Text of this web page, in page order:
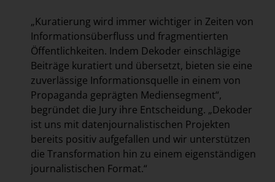
„Kuratierung wird immer wichtiger in Zeiten von
Informationsüberfluss und fragmentierten
Öffentlichkeiten. Indem Dekoder einschlägige
Beiträge kuratiert und übersetzt, bieten sie eine
zuverlässige Informationsquelle in einem von
Propaganda geprägten Mediensegment“,
begründet die Jury ihre Entscheidung. „Dekoder
ist uns mit datenjournalistischen Projekten
bereits positiv aufgefallen und wir unterstützen
die Transformation hin zu einem eigenständigen
journalistischen Format.“